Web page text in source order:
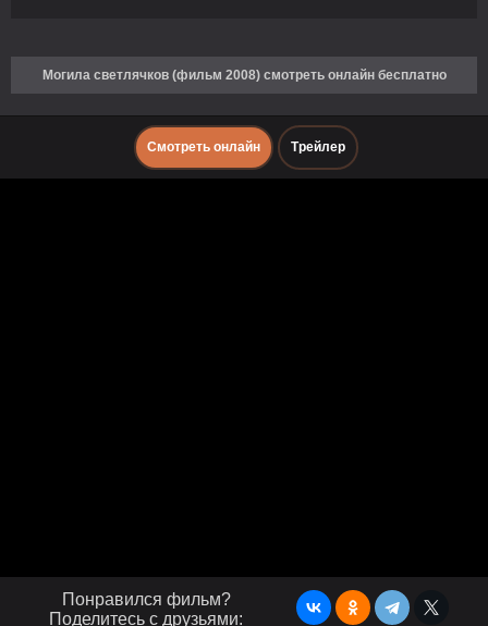
Могила светлячков (фильм 2008) смотреть онлайн бесплатно
Смотреть онлайн Трейлер
Понравился фильм?
Поделитесь с друзьями: